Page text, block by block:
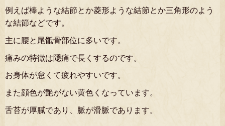
例えば棒ような結節とか菱形ような結節とか三角形のよう
な結節などです。
主に腰と尾骶骨部位に多いです。
痛みの特徴は隠痛で長くするのです。
お身体が怠くて疲れやすいです。
また顔色が艶がない黄色くなっています。
舌苔が厚膩であり、脈が滑脈であります。